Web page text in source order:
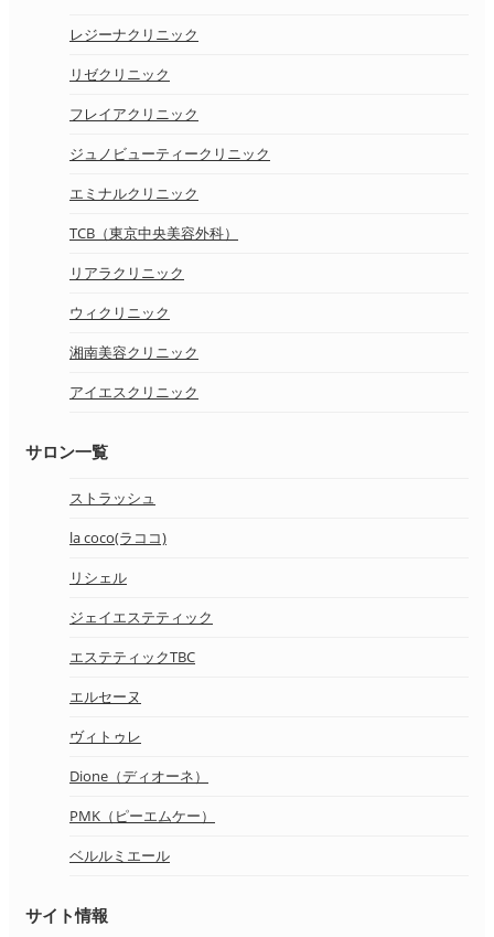
レジーナクリニック
リゼクリニック
フレイアクリニック
ジュノビューティークリニック
エミナルクリニック
TCB（東京中央美容外科）
リアラクリニック
ウィクリニック
湘南美容クリニック
アイエスクリニック
サロン一覧
ストラッシュ
la coco(ラココ)
リシェル
ジェイエステティック
エステティックTBC
エルセーヌ
ヴィトゥレ
Dione（ディオーネ）
PMK（ピーエムケー）
ベルルミエール
サイト情報